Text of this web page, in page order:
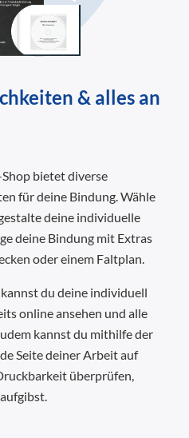
& alles an
bietet diverse
für deine Bindung. Wähle
deine individuelle
deine Bindung mit Extras
oder einem Faltplan.
du deine individuell
online ansehen und alle
kannst du mithilfe der
Seite deiner Arbeit auf
überprüfen,